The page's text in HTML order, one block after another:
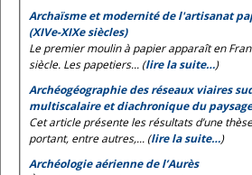
Archaïsme et modernité de l'artisanat papetier en
(XIVe-XIXe siècles)
Le premier moulin à papier apparaît en
siècle. Les papetiers... (lire la suite…)
Archéogéographie des réseaux viaires
multiscalaire et diachronique du
Cet article présente les résultats d’une
portant, entre autres,... (lire la suite…)
Archéologie aérienne de l’Aurès